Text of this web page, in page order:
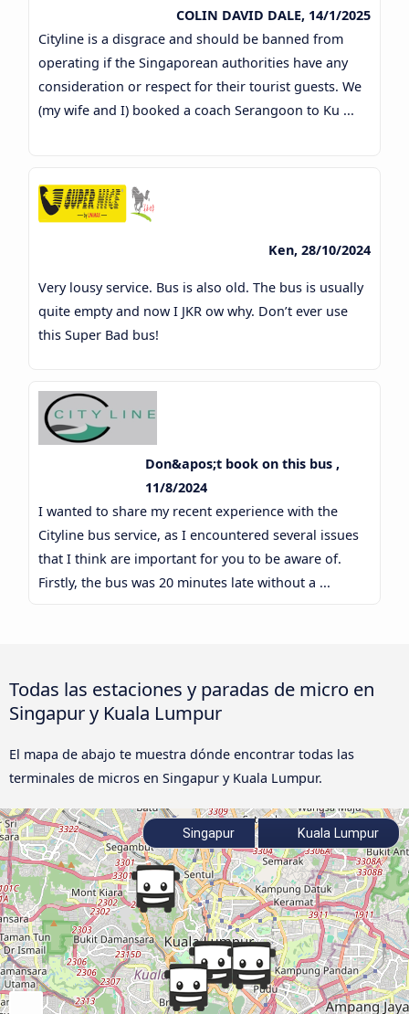
COLIN DAVID DALE, 14/1/2025
Cityline is a disgrace and should be banned from
operating if the Singaporean authorities have any
consideration or respect for their tourist guests. We
(my wife and I) booked a coach Serangoon to Ku ...
Ken, 28/10/2024
Very lousy service. Bus is also old. The bus is usually
quite empty and now I JKR ow why. Don’t ever use
this Super Bad bus!
Don&apos;t book on this bus ,
11/8/2024
I wanted to share my recent experience with the
Cityline bus service, as I encountered several issues
that I think are important for you to be aware of.
Firstly, the bus was 20 minutes late without a ...
Todas las estaciones y paradas de micro en
Singapur y Kuala Lumpur
El mapa de abajo te muestra dónde encontrar todas las
terminales de micros en Singapur y Kuala Lumpur.
Singapur Kuala Lumpur